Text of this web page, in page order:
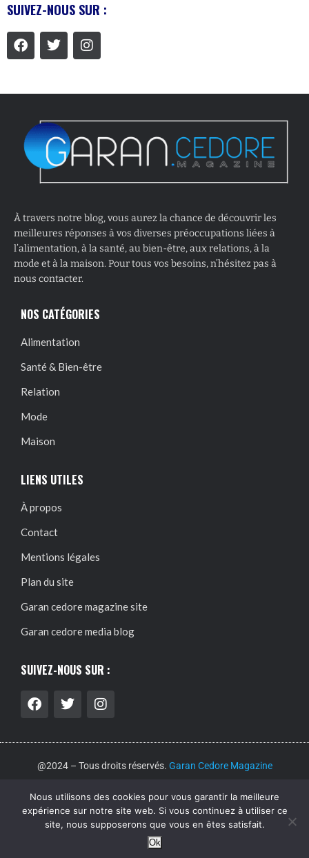
SUIVEZ-NOUS SUR :
À travers notre blog, vous aurez la chance de découvrir les
meilleures réponses à vos diverses préoccupations liées à
l’alimentation, à la santé, au bien-être, aux relations, à la
mode et à la maison. Pour tous vos besoins, n’hésitez pas à
nous contacter.
NOS CATÉGORIES
Alimentation
Santé & Bien-être
Relation
Mode
Maison
LIENS UTILES
À propos
Contact
Mentions légales
Plan du site
Garan cedore magazine site
Garan cedore media blog
SUIVEZ-NOUS SUR :
@2024 – Tous droits réservés. Garan Cedore Magazine
Garan cedore magazine site : guide pratique, accès et
informations utiles
Acheter magazine garan cedore : guide
pratique, accès et informations utiles
Nous utilisons des cookies pour vous garantir la meilleure
expérience sur notre site web. Si vous continuez à utiliser ce
site, nous supposerons que vous en êtes satisfait.
Ok